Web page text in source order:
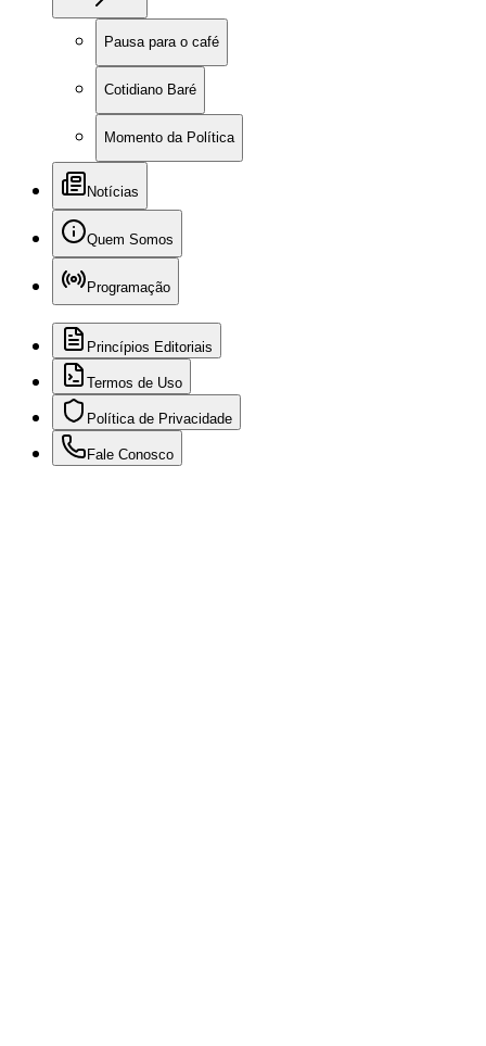
Pausa para o café
Cotidiano Baré
Momento da Política
Notícias
Quem Somos
Programação
Princípios Editoriais
Termos de Uso
Política de Privacidade
Fale Conosco